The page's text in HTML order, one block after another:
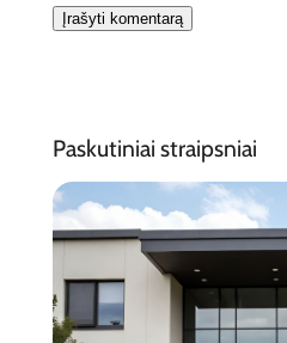
Paskutiniai straipsniai